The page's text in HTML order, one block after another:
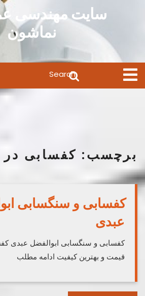
سایت مهندسی
نماشون
Open
Menu
for:
برچسب: کفسابی در
کفسابی و سنگسابی
عبدی
کفسابی و سنگسابی ابوالفضل عبدی
قیمت و بهترین کیفیت ادامه مطلب